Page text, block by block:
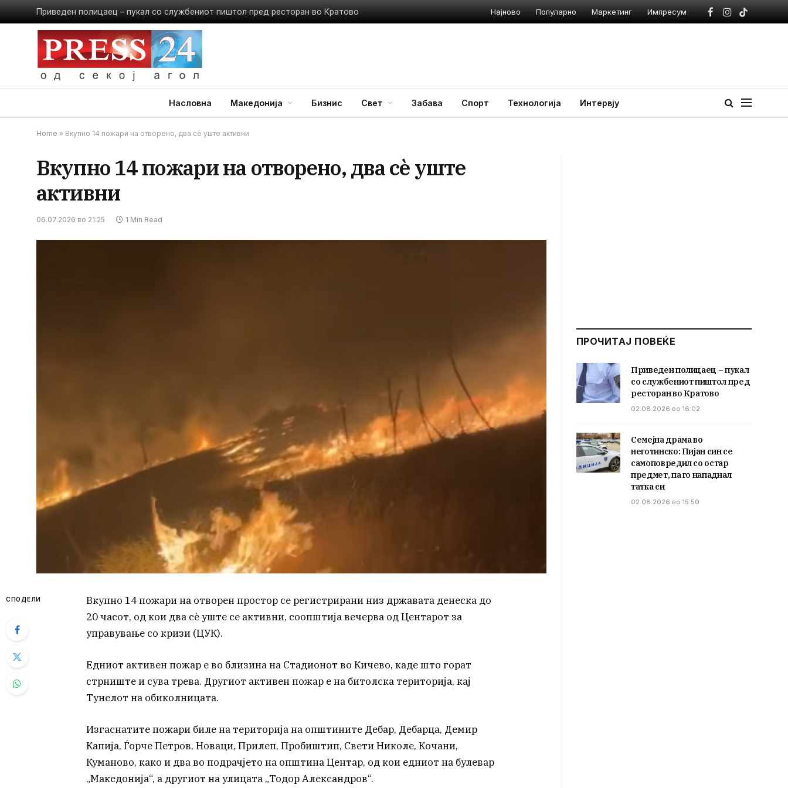
Приведен полицаец – пукал со службениот пиштол пред ресторан во Кратово Најново Популарно Маркетинг Импресум
Facebook
Instagram
TikTok
Насловна Македонија Бизнис Свет Забава Спорт Технологија Интервју
Home » Вкупно 14 пожари на отворено, два сѐ уште активни
Вкупно 14 пожари на отворено, два сѐ уште
активни
06.07.2026 во 21:25 1 Min Read
СПОДЕЛИ
Вкупно 14 пожари на отворен простор се регистрирани низ државата денеска до
20 часот, од кои два сѐ уште се активни, соопштија вечерва од Центарот за
управување со кризи (ЦУК).
Едниот активен пожар е во близина на Стадионот во Кичево, каде што горат
стрниште и сува трева. Другиот активен пожар е на битолска територија, кај
Тунелот на обиколницата.
Изгаснатите пожари биле на територија на општините Дебар, Дебарца, Демир
Капија, Ѓорче Петров, Новаци, Прилеп, Пробиштип, Свети Николе, Кочани,
Куманово, како и два во подрачјето на општина Центар, од кои едниот на булевар
„Македонија“, а другиот на улицата „Тодор Александров“.
ПРОЧИТАЈ ПОВЕЌЕ
Приведен полицаец – пукал
со службениот пиштол пред
ресторан во Кратово
02.08.2026 во 16:02
Семејна драма во
неготинско: Пијан син се
самоповредил со остар
предмет, па го нападнал
татка си
02.08.2026 во 15:50